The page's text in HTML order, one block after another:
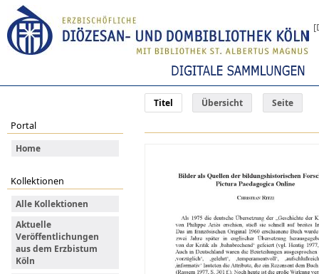
Titel Übersicht Seite
Portal
Home
Kollektionen
Alle Kollektionen
Aktuelle
Veröffentlichungen
aus dem Erzbistum
Köln